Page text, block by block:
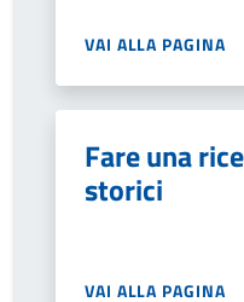
VAI ALLA PAGINA
Fare una
storici
VAI ALLA PAGINA